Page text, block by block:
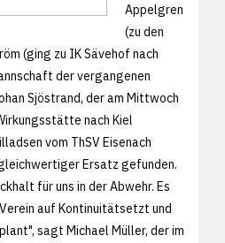
Appelgren
(zu den
(ging zu IK Sävehof nach
der vergangenen
Sjöstrand, der am Mittwoch
nach Kiel
vom ThSV Eisenach
Ersatz gefunden.
für uns in der Abwehr. Es
auf Kontinuitätsetzt und
sagt Michael Müller, der im